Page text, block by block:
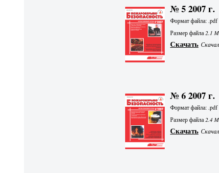
№ 5 2007 г.
Формат файла: .pdf
Размер файла 2.1
Скачать
№ 6 2007 г.
Формат файла: .pdf
Размер файла2.4
Скачать